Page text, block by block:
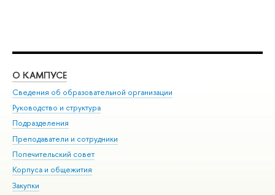
О КАМПУСЕ
Сведения об образовательной организации
Руководство и структура
Подразделения
Преподаватели и сотрудники
Попечительский совет
Корпуса и общежития
Закупки